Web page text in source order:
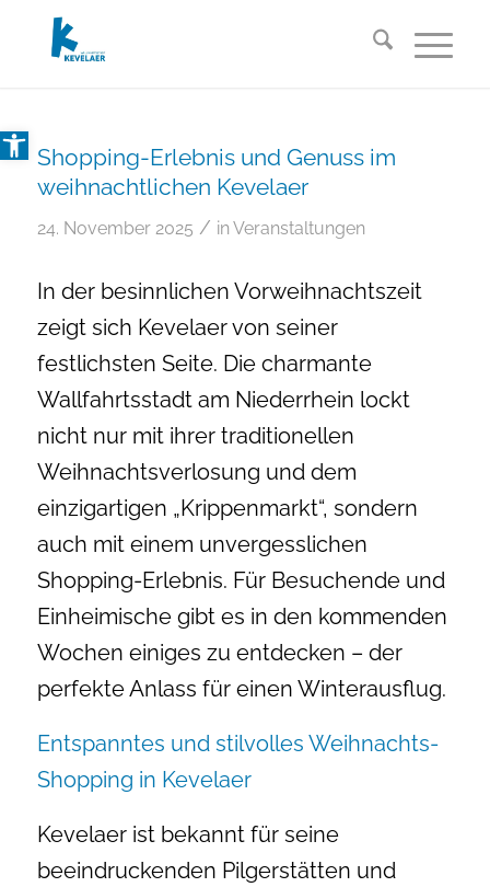
Open toolbar
Shopping-Erlebnis und Genuss im
weihnachtlichen Kevelaer
24. November 2025 / in Veranstaltungen
In der besinnlichen Vorweihnachtszeit
zeigt sich Kevelaer von seiner
festlichsten Seite. Die charmante
Wallfahrtsstadt am Niederrhein lockt
nicht nur mit ihrer traditionellen
Weihnachtsverlosung und dem
einzigartigen „Krippenmarkt“, sondern
auch mit einem unvergesslichen
Shopping-Erlebnis. Für Besuchende und
Einheimische gibt es in den kommenden
Wochen einiges zu entdecken – der
perfekte Anlass für einen Winterausflug.
Entspanntes und stilvolles Weihnachts-
Shopping in Kevelaer
Kevelaer ist bekannt für seine
beeindruckenden Pilgerstätten und